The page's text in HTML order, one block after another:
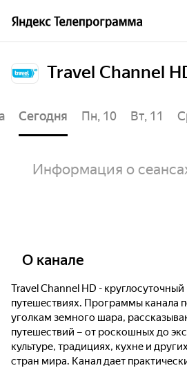
Travel Channel
Сегодня Пн, 10 Вт, 11
Информация о
О канале
Travel Channel HD -
путешествиях. Программы канала
уголкам земного шара,
путешествий – от роскошных до
культуре, традициях, кухне и
стран мира. Канал дает